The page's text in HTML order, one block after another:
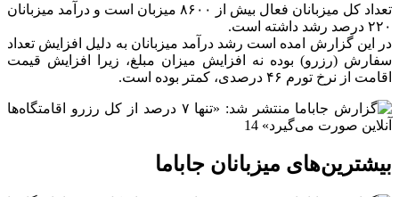
تعداد کل میزبانان فعال بیش از ۸۶۰۰ میزبان است و
درآمد میزبانان
۲۲۰ درصد رشد داشته است.
در این گزارش امده است رشد درآمد میزبانان به دلیل افزایش تعداد
سفارش (رزرو) بوده نه افزایش میزان مبلغ، زیرا افزایش قیمت
اقامت از نرخ تورم ۴۶ درصدی، کمتر بوده است.
بیشترین‌های میزبانان جاباما